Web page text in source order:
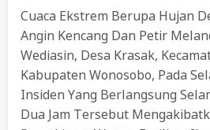
Cuaca Ekstrem Berupa Hujan
Angin Kencang Dan Petir
Wediasin, Desa Krasak,
Kabupaten Wonosobo, Pada
Insiden Yang Berlangsung
Dua Jam Tersebut